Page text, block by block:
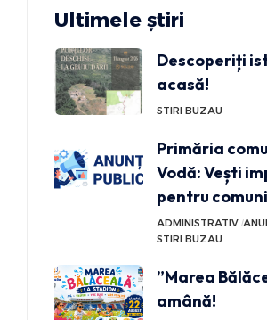
Ultimele știri
Descoperiți
acasă!
STIRI BUZAU
Primăria
Vodă: Vești
pentru
ADMINISTRATIV
STIRI BUZAU
”Marea
amână!